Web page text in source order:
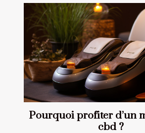
Pourquoi profiter d’un
cbd ?